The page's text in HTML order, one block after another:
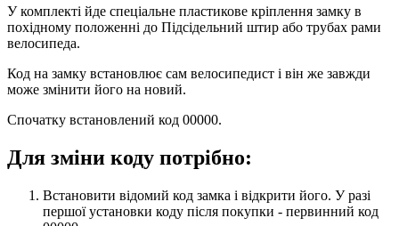
У комплекті йде спеціальне пластикове кріплення замку в
похідному положенні до Підсідельний штир або трубах рами
велосипеда.
Код на замку встановлює сам велосипедист і він же завжди
може змінити його на новий.
Спочатку встановлений код 00000.
Для зміни коду потрібно:
Встановити відомий код замка і відкрити його. У разі
першої установки коду після покупки - первинний код